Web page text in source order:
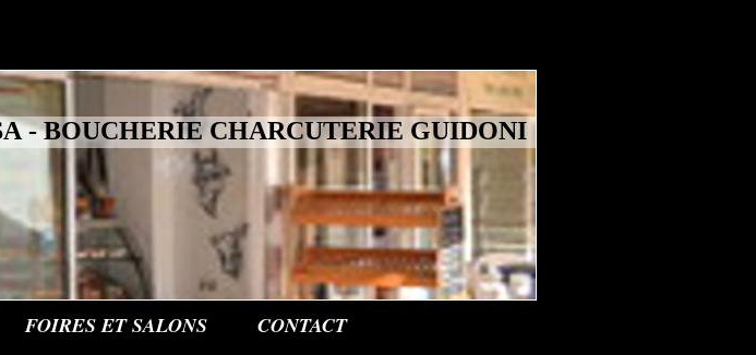
- BOUCHERIE CHARCUTERIE GUIDONI
FOIRES ET SALONS
CONTACT